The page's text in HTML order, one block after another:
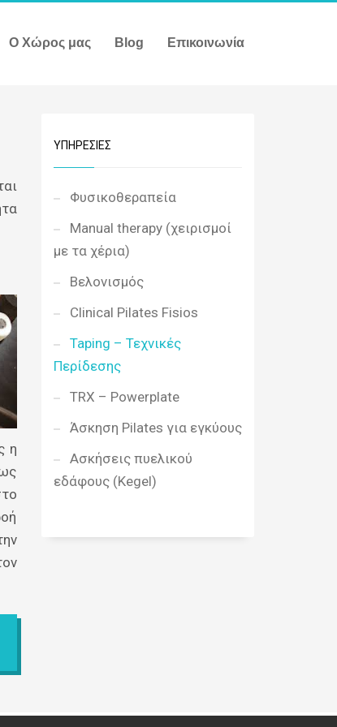
Ο Χώρος μας Blog Επικοινωνία
η
ΥΠΗΡΕΣΊΕΣ
Φυσικοθεραπεία
Manual therapy (χειρισμοί
με τα χέρια)
Βελονισμός
Clinical Pilates Fisios
Taping – Τεχνικές
Περίδεσης
TRX – Powerplate
Άσκηση Pilates για εγκύους
Ασκήσεις πυελικού
εδάφους (Kegel)